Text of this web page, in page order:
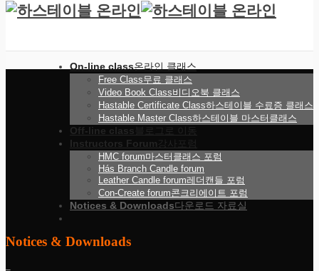
On-line class온라인 클래스
Free Class무료 클래스
Video Book Class비디오북 클래스
Hastable Certificate Class하스테이블 수료증 클래스
Hastable Master Class하스테이블 마스터클래스
Off-line class
Instructors Forum 강사포럼
HMC forum마스터클래스 포럼
Hás Branch Candle forum
Leather Candle forum레더캔들 포럼
Con-Create forum콘크리에이트 포럼
Notices & Downloads다운로드 자료실
Notices & Downloads